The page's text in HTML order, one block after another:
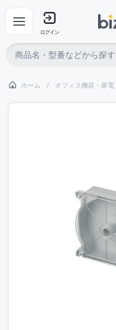
ログイン
ホーム オフィス機器・家電